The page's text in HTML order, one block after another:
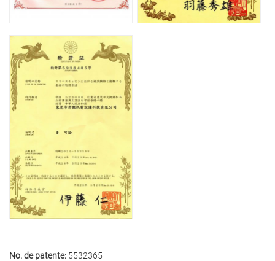
No. de patente: 5532365